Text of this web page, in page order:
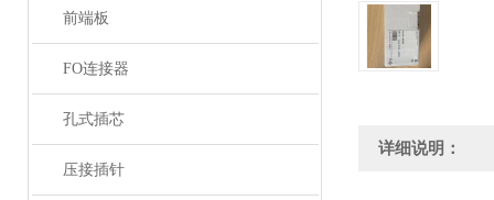
前端板
FO连接器
孔式插芯
压接插针
详细说明：